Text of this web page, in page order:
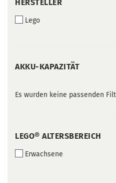
HERSTELLER
Lego
AKKU-
AKKU-KAPAZITÄT
Es wurden keine passenden
LEGO®
LEGO® ALTERSBEREICH
Erwachsene